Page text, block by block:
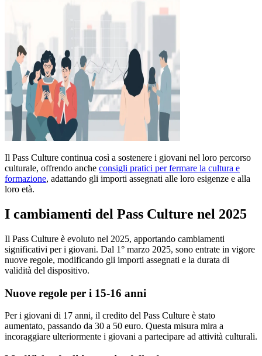
Il Pass Culture continua così a sostenere i giovani nel loro percorso
culturale, offrendo anche consigli pratici per fermare la cultura e
formazione, adattando gli importi assegnati alle loro esigenze e alla
loro età.
I cambiamenti del Pass Culture nel 2025
Il Pass Culture è evoluto nel 2025, apportando cambiamenti
significativi per i giovani. Dal 1° marzo 2025, sono entrate in vigore
nuove regole, modificando gli importi assegnati e la durata di
validità del dispositivo.
Nuove regole per i 15-16 anni
Per i giovani di 17 anni, il credito del Pass Culture è stato
aumentato, passando da 30 a 50 euro. Questa misura mira a
incoraggiare ulteriormente i giovani a partecipare ad attività culturali.